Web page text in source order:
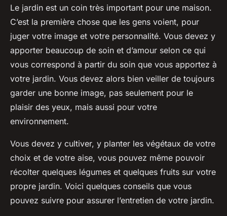
Le jardin est un coin très important pour une maison.
C’est la première chose que les gens voient, pour
juger votre image et votre personnalité. Vous devez y
apporter beaucoup de soin et d’amour selon ce qui
vous correspond à partir du soin que vous apportez à
votre jardin. Vous devez alors bien veiller de toujours
garder une bonne image, pas seulement pour le
plaisir des yeux, mais aussi pour votre
environnement.
Vous devez y cultiver, y planter les végétaux de votre
choix et de votre aise, vous pouvez même pouvoir
récolter quelques légumes et quelques fruits sur votre
propre jardin. Voici quelques conseils que vous
pouvez suivre pour assurer l’entretien de votre jardin.